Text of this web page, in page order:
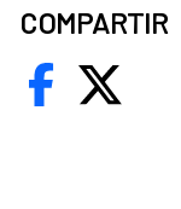
COMPARTIR